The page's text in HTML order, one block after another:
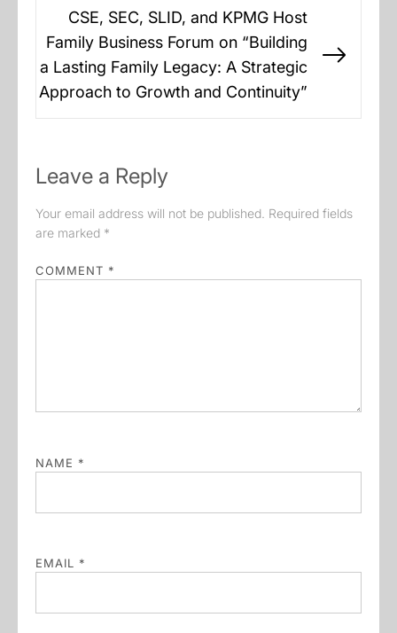
CSE, SEC, SLID, and KPMG Host
Family Business Forum on “Building
a Lasting Family Legacy: A Strategic
Approach to Growth and Continuity”
Leave a Reply
Your email address will not be published. Required fields
are marked *
COMMENT *
NAME *
EMAIL *